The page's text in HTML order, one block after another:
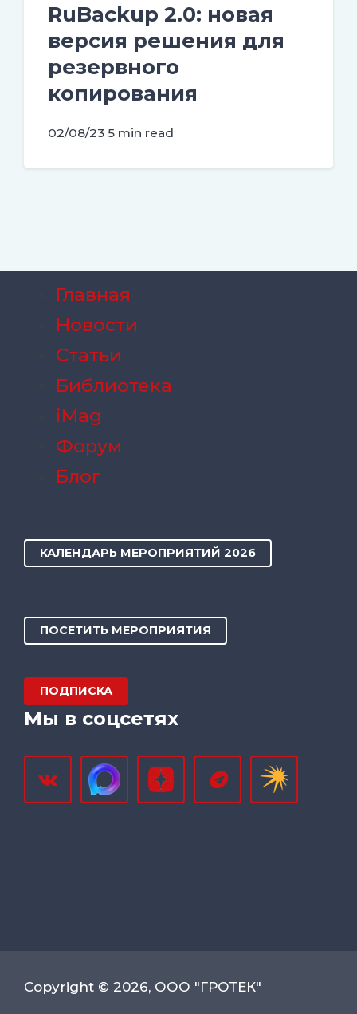
RuBackup 2.0: новая
версия решения для
резервного
копирования
02/08/23 5 min read
Главная
Новости
Статьи
Библиотека
iMag
Форум
Блог
КАЛЕНДАРЬ МЕРОПРИЯТИЙ 2026
ПОСЕТИТЬ МЕРОПРИЯТИЯ
ПОДПИСКА
Мы в соцсетях
Copyright © 2026, ООО "ГРОТЕК"